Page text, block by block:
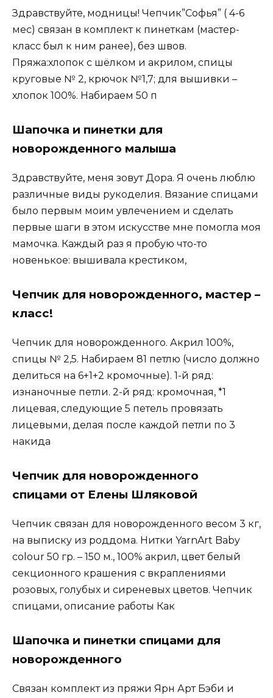
Здравствуйте, модницы! Чепчик”Софья” ( 4-6
мес) связан в комплект к пинеткам (мастер-
класс был к ним ранее), без швов.
Пряжа:хлопок с шёлком и акрилом, спицы
круговые № 2, крючок №1,7; для вышивки –
хлопок 100%. Набираем 50 п
Шапочка и пинетки для
новорожденного малыша
Здравствуйте, меня зовут Дора. Я очень люблю
различные виды рукоделия. Вязание спицами
было первым моим увлечением и сделать
первые шаги в этом искусстве мне помогла моя
мамочка. Каждый раз я пробую что-то
новенькое: вышивала крестиком,
Чепчик для новорожденного, мастер –
класс!
Чепчик для новорожденного. Акрил 100%,
спицы № 2,5. Набираем 81 петлю (число должно
делиться на 6+1+2 кромочные). 1-й ряд:
изнаночные петли. 2-й ряд: кромочная, *1
лицевая, следующие 5 петель провязать
лицевыми, делая после каждой петли по 3
накида
Чепчик для новорожденного
спицами от Елены Шляковой
Чепчик связан для новорожденного весом 3 кг,
на выписку из роддома. Нитки YarnArt Baby
colour 50 гр. – 150 м., 100% акрил, цвет белый
секционного крашения с вкраплениями
розовых, голубых и сиреневых цветов. Чепчик
спицами, описание работы Как
Шапочка и пинетки спицами для
новорожденного
Связан комплект из пряжи Ярн Арт Бэби и